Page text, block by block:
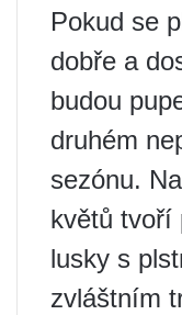
Pokud se
dobře a
budou
druhém
sezónu.
květů tvoří
lusky s
zvláštním